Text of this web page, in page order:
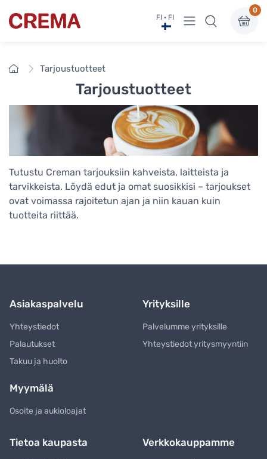
Crema FI · FI Näytä valikko
0
EtusivuTarjoustuotteet
Tarjoustuotteet
Tutustu Creman tarjouksiin kahveista, laitteista ja
tarvikkeista. Löydä edut ja omat suosikkisi – tarjoukset
ovat voimassa rajoitetun ajan ja niin kauan kuin
tuotteita riittää.
Asiakaspalvelu
Yhteystiedot
Palautukset
Takuu ja huolto
Yrityksille
Palvelumme yrityksille
Yhteystiedot yritysmyyntiin
Myymälä
Osoite ja aukioloajat
Tietoa kaupasta Verkkokauppamme